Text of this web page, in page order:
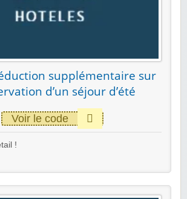
supplémentaire sur
d’un séjour d’été
Voir le code
!